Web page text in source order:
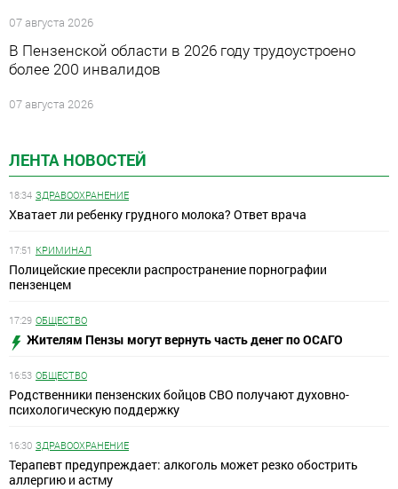
ЛЕНТА НОВОСТЕЙ
18:34 ЗДРАВООХРАНЕНИЕ
Хватает ли ребенку грудного молока? Ответ врача
17:51 КРИМИНАЛ
Полицейские пресекли распространение порнографии
пензенцем
17:29 ОБЩЕСТВО
Жителям Пензы могут вернуть часть денег по ОСАГО
16:53 ОБЩЕСТВО
Родственники пензенских бойцов СВО получают духовно-
психологическую поддержку
16:30 ЗДРАВООХРАНЕНИЕ
Терапевт предупреждает: алкоголь может резко обострить
аллергию и астму
07 августа 2026
В Пензенской области в 2026 году трудоустроено
более 200 инвалидов
07 августа 2026